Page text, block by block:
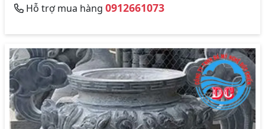
Hỗ trợ mua hàng 0912661073